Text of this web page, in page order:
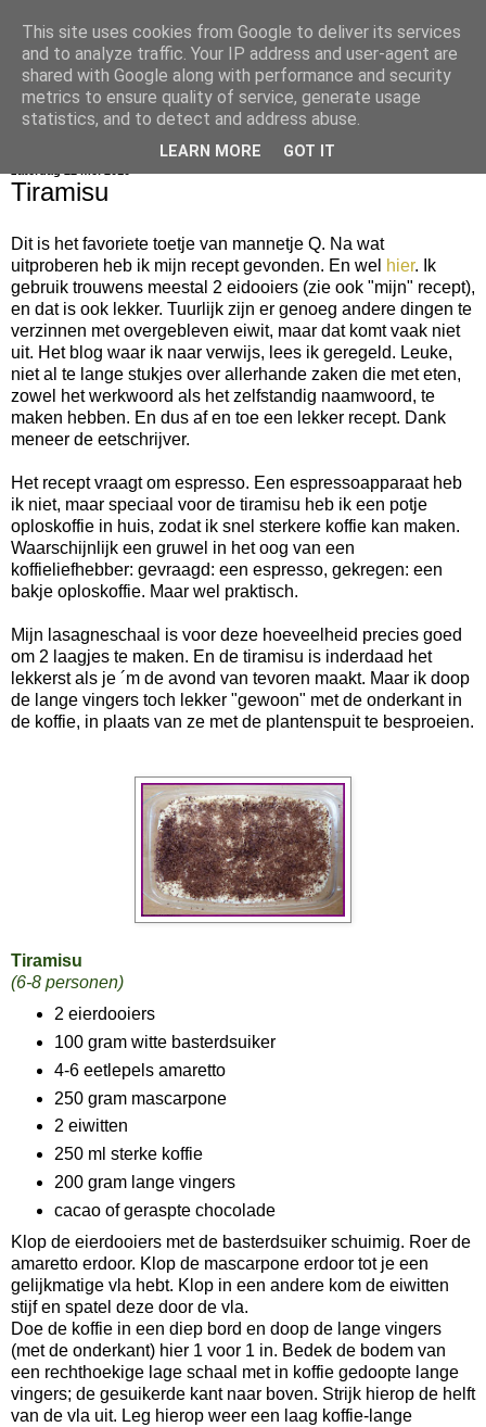
bijna net zo lekker als thuis
Tiramisu
Dit is het favoriete toetje van mannetje Q. Na wat
uitproberen heb ik mijn recept gevonden. En wel hier. Ik
gebruik trouwens meestal 2 eidooiers (zie ook "mijn" recept),
en dat is ook lekker. Tuurlijk zijn er genoeg andere dingen te
verzinnen met overgebleven eiwit, maar dat komt vaak niet
uit. Het blog waar ik naar verwijs, lees ik geregeld. Leuke,
niet al te lange stukjes over allerhande zaken die met eten,
zowel het werkwoord als het zelfstandig naamwoord, te
maken hebben. En dus af en toe een lekker recept. Dank
meneer de eetschrijver.
Het recept vraagt om espresso. Een espressoapparaat heb
ik niet, maar speciaal voor de tiramisu heb ik een potje
oploskoffie in huis, zodat ik snel sterkere koffie kan maken.
Waarschijnlijk een gruwel in het oog van een
koffieliefhebber: gevraagd: een espresso, gekregen: een
bakje oploskoffie. Maar wel praktisch.
Mijn lasagneschaal is voor deze hoeveelheid precies goed
om 2 laagjes te maken. En de tiramisu is inderdaad het
lekkerst als je ´m de avond van tevoren maakt. Maar ik doop
de lange vingers toch lekker "gewoon" met de onderkant in
de koffie, in plaats van ze met de plantenspuit te besproeien.
Tiramisu
(6-8 personen)
2 eierdooiers
100 gram witte basterdsuiker
4-6 eetlepels amaretto
250 gram mascarpone
2 eiwitten
250 ml sterke koffie
200 gram lange vingers
cacao of geraspte chocolade
Klop de eierdooiers met de basterdsuiker schuimig. Roer de
amaretto erdoor. Klop de mascarpone erdoor tot je een
gelijkmatige vla hebt. Klop in een andere kom de eiwitten
stijf en spatel deze door de vla.
Doe de koffie in een diep bord en doop de lange vingers
(met de onderkant) hier 1 voor 1 in. Bedek de bodem van
een rechthoekige lage schaal met in koffie gedoopte lange
vingers; de gesuikerde kant naar boven. Strijk hierop de helft
van de vla uit. Leg hierop weer een laag koffie-lange
This site uses cookies from Google to deliver its services
and to analyze traffic. Your IP address and user-agent are
shared with Google along with performance and security
metrics to ensure quality of service, generate usage
statistics, and to detect and address abuse.
LEARN MORE GOT IT